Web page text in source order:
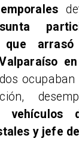
que
vehículos
y jefe